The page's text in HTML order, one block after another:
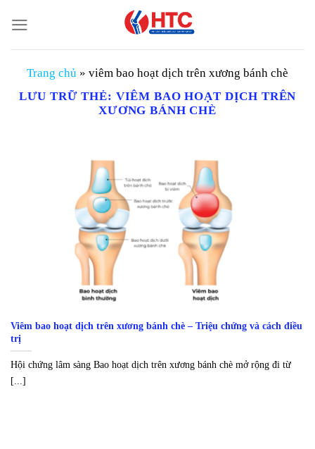
đến
nội
Trang chủ » viêm bao hoạt dịch trên xương bánh chè
LƯU TRỮ THẺ: VIÊM BAO HOẠT DỊCH TRÊN
XƯƠNG BÁNH CHÈ
Viêm bao hoạt dịch trên xương bánh chè – Triệu chứng và cách điều
trị
Hội chứng lâm sàng Bao hoạt dịch trên xương bánh chè mở rộng đi từ
[...]